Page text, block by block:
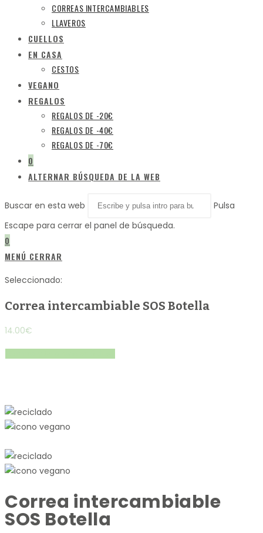
CORREAS INTERCAMBIABLES
LLAVEROS
CUELLOS
EN CASA
CESTOS
VEGANO
REGALOS
REGALOS DE -20€
REGALOS DE -40€
REGALOS DE -70€
0
ALTERNAR BÚSQUEDA DE LA WEB
Buscar en esta web
Pulsa
Escape para cerrar el panel de búsqueda.
0
MENÚ CERRAR
Seleccionado:
Correa intercambiable SOS Botella
14.00€
Correa intercambiable
SOS Botella